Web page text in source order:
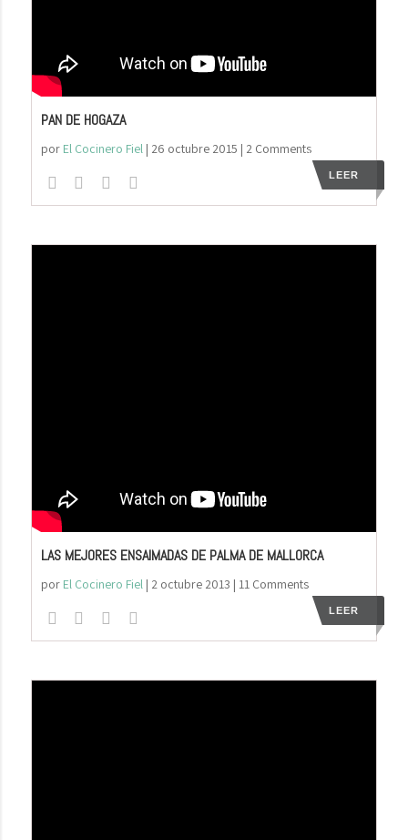
PAN DE HOGAZA
por El Cocinero Fiel| 26 octubre 2015 | 2 Comments
LEER
LAS MEJORES ENSAIMADAS DE PALMA DE MALLORCA
por El Cocinero Fiel| 2 octubre 2013 | 11 Comments
LEER